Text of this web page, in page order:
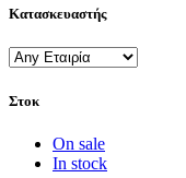
Κατασκευαστής
Στοκ
On sale
In stock